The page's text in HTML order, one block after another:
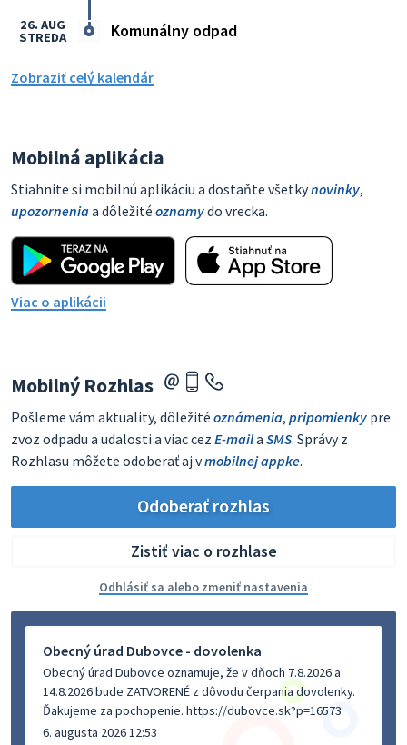
Komunálny odpad
26. AUG
STREDA
Zobraziť celý kalendár
Mobilná aplikácia
Stiahnite si mobilnú aplikáciu a dostaňte všetkynovinky,
upozorneniaa dôležité oznamydo vrecka.
Viac o aplikácii
Mobilný Rozhlas
Pošleme vám aktuality, dôležité oznámenia, pripomienky pre
zvoz odpadu a udalosti a viac cez E-maila SMS. Správy z
Rozhlasu môžete odoberať aj vmobilnej appke.
Odoberať rozhlas
Zistiť viac o rozhlase
Odhlásiť sa alebo zmeniť nastavenia
Obecný úrad Dubovce - dovolenka
Obecný úrad Dubovce oznamuje, že v dňoch 7.8.2026 a
14.8.2026 bude ZATVORENÉ z dôvodu čerpania dovolenky.
Ďakujeme za pochopenie. https://dubovce.sk?p=16573
6. augusta 2026 12:53